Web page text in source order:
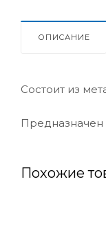
ОПИСАНИЕ
Состоит из
Предназначен
Похожие